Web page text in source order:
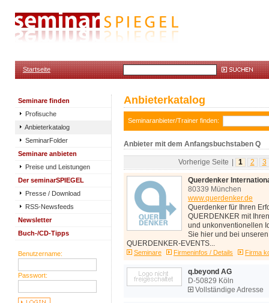
Startseite
Seminare finden
Profisuche
Anbieterkatalog
SeminarFolder
Seminare anbieten
Preise und Leistungen
Der seminarSPIEGEL
Presse / Download
RSS-Newsfeeds
Newsletter
Buch-/CD-Tipps
Benutzername:
Passwort:
Anbieterkatalog
Seminaranbieter/Trainer finden:
Anbieter mit dem Anfangsbuchstaben Q
Vorherige Seite 1 2 3
Querdenker
80339 München
www.querdenker.de
Querdenker für Ihren
QUERDENKER mit
und unkonventionellen
Sie hier und bei
QUERDENKER-EVENTS...
Seminare
Firmeninfos / Details Firma
q.beyond AG
D-50829 Köln
Vollständige Adresse